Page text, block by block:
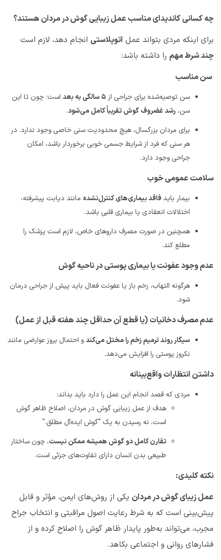
چه کسانی کاندیدای مناسب عمل زیبایی گوش در مردان هستند؟
برای اینکه مردی بتواند عمل اتوپلاستی انجام دهد، لازم است
چند شرط مهم را داشته باشد:
سن مناسب
سن توصیه‌شده برای جراحی از ۵سالگی به بعد است؛ چون تا این
سن، رشد غضروف گوش تقریباً کامل می‌شود.
برای مردان بزرگسال، هیچ محدودیت سنی خاصی وجود ندارد. در
هر سنی که فرد از شرایط جسمی خوبی برخوردار باشد، امکان
جراحی وجود دارد.
سلامت عمومی خوب
بیمار بایدفاقد بیماری‌های کنترل‌نشده مانند دیابت پیشرفته،
اختلالات انعقادی یا بیماری قلبی باشد.
همچنین در صورت مصرف داروهای خاص، لازم است پزشک را
مطلع کند.
عدم وجود عفونت یا بیماری پوستی در ناحیه گوش
هرگونه التهاب، زخم باز یا عفونت فعال باید پیش از جراحی درمان
شود.
عدم مصرف دخانیات (یا قطع آن حداقل چند هفته قبل از عمل)
سیگار روند ترمیم زخم را مختل می‌کندو احتمال بروز عوارضی مانند
نکروز پوستی را افزایش می‌دهد.
داشتن انتظارات واقع‌بینانه
مردی که قصد انجام این عمل را دارد باید بداند:
هدف از عمل زیبایی گوش در مردان، اصلاح ظاهر گوش
است، نه رسیدن به یک "گوش ایده‌آل مطلق".
تقارن کامل دو گوش همیشه ممکن نیست، چون ساختار
طبیعی بدن انسان دارای تفاوت‌های جزئی است.
نکته کلیدی:
عمل زیبای گوش در مردان یکی از روش‌های ایمن، مؤثر و قابل
پیش‌بینی است که به شرط رعایت اصول مراقبتی و انتخاب جراح
مجرب، می‌تواند به‌طور پایدار ظاهر گوش را اصلاح کرده و از
فشارهای روانی و اجتماعی بکاهد.